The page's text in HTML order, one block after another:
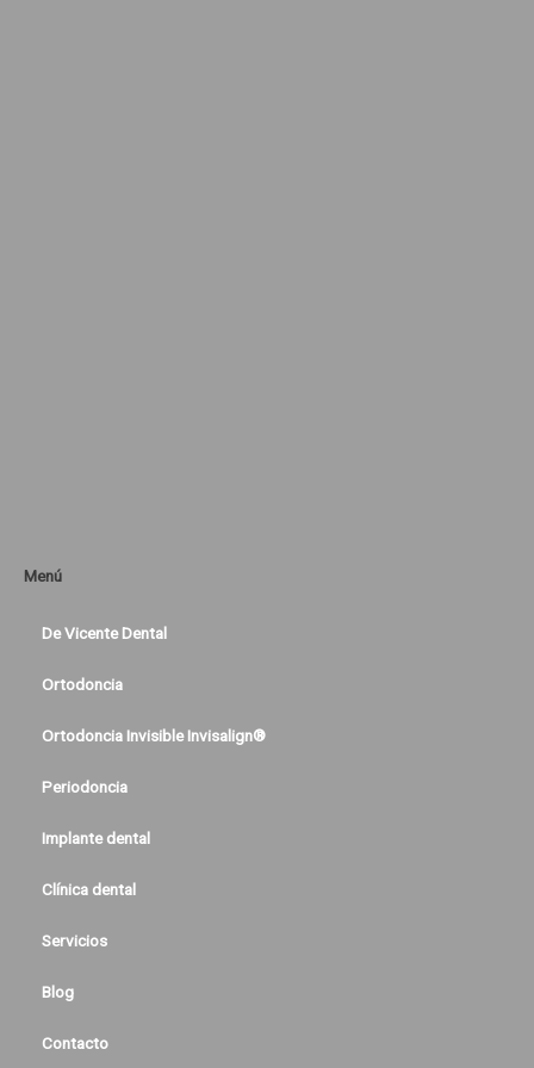
Menú
De Vicente Dental
Ortodoncia
Ortodoncia Invisible Invisalign®
Periodoncia
Implante dental
Clínica dental
Servicios
Blog
Contacto